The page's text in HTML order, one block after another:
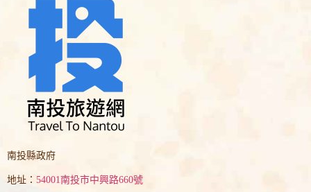
南投縣政府
地址： 54001南投市中興路660號